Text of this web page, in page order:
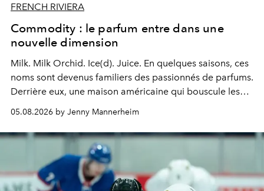
FRENCH RIVIERA
Commodity : le parfum entre dans une
nouvelle dimension
Milk. Milk Orchid. Ice(d). Juice. En quelques saisons, ces
noms sont devenus familiers des passionnés de parfums.
Derrière eux, une maison américaine qui bouscule les
une approche aussi intuitive que personnelle :
Commodity.
05.08.2026 by Jenny Mannerheim